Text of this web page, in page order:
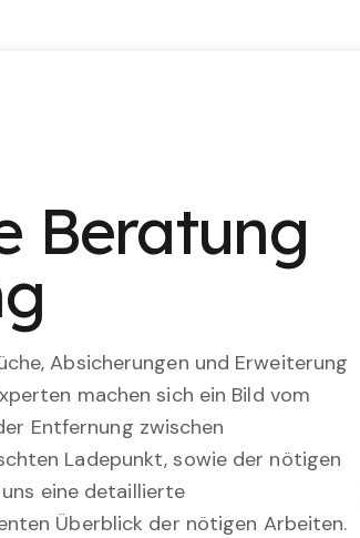
Beratung
Absicherungen und Erweiterung
machen sich ein Bild vom
Entfernung zwischen
Ladepunkt, sowie der nötigen
eine detaillierte
Überblick der nötigen Arbeiten.